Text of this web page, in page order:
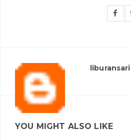
liburansari
YOU MIGHT ALSO LIKE